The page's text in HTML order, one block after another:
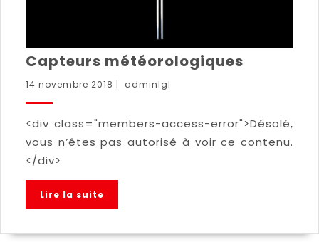
Capteurs météorologiques
14 novembre 2018 | adminlgl
<div class="members-access-error">Désolé,
vous n’êtes pas autorisé à voir ce contenu.
</div>
Lire la suite